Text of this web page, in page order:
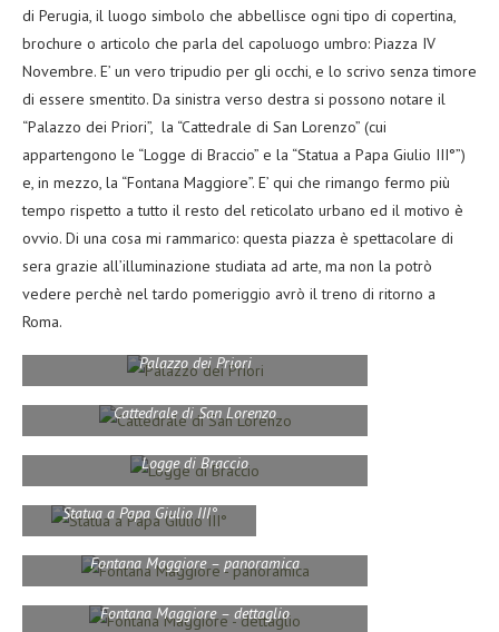
di Perugia, il luogo simbolo che abbellisce ogni tipo di copertina,
brochure o articolo che parla del capoluogo umbro: Piazza IV
Novembre. E’ un vero tripudio per gli occhi, e lo scrivo senza timore
di essere smentito. Da sinistra verso destra si possono notare il
“Palazzo dei Priori”, la “Cattedrale di San Lorenzo” (cui
appartengono le “Logge di Braccio” e la “Statua a Papa Giulio III°”)
e, in mezzo, la “Fontana Maggiore”. E’ qui che rimango fermo più
tempo rispetto a tutto il resto del reticolato urbano ed il motivo è
ovvio. Di una cosa mi rammarico: questa piazza è spettacolare di
sera grazie all’illuminazione studiata ad arte, ma non la potrò
vedere perchè nel tardo pomeriggio avrò il treno di ritorno a
Roma.
Palazzo dei Priori
Cattedrale di San Lorenzo
Logge di Braccio
Statua a Papa Giulio III°
Fontana Maggiore – panoramica
Fontana Maggiore – dettaglio